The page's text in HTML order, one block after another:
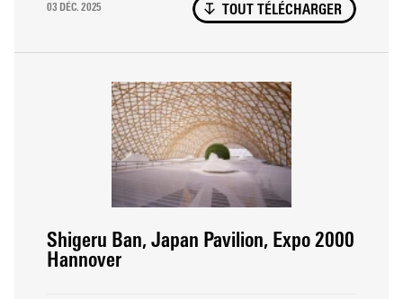
03 DÉC. 2025 TOUT TÉLÉCHARGER
Shigeru Ban, Japan Pavilion, Expo 2000
Hannover